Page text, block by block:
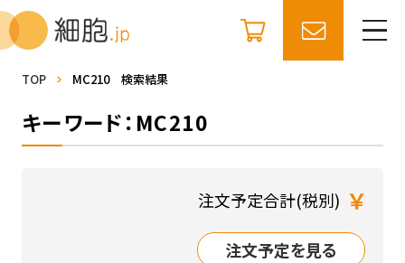
TOP MC210 検索結果
キーワード：MC210
注文予定合計(税別) ￥
注文予定を見る